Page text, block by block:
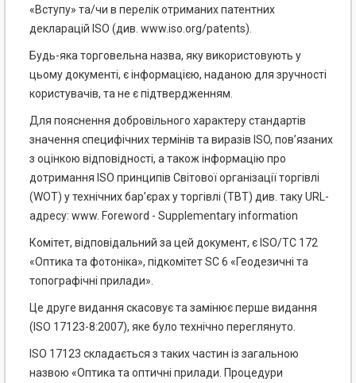
«Вступу» та/чи в перелік отриманих патентних
декларацій ISO (див. www.iso.org/patents).
Будь-яка торговельна назва, яку використовують у
цьому документі, є інформацією, наданою для зручності
користувачів, та не є підтвердженням.
Для пояснення добровільного характеру стандартів
значення специфічних термінів та виразів ISO, пов’язаних
з оцінкою відповідності, а також інформацію про
дотримання ISO принципів Світової організації торгівлі
(WOT) у технічних бар’єрах у торгівлі (ТВТ) див. таку URL-
адресу: www. Foreword - Supplementary information
Комітет, відповідальний за цей документ, є ISO/TC 172
«Оптика та фотоніка», підкомітет SC 6 «Геодезичні та
топографічні прилади».
Це друге видання скасовує та замінює перше видання
(ISO 17123-8:2007), яке було технічно переглянуто.
ISO 17123 складається з таких частин із загальною
назвою «Оптика та оптичні прилади. Процедури